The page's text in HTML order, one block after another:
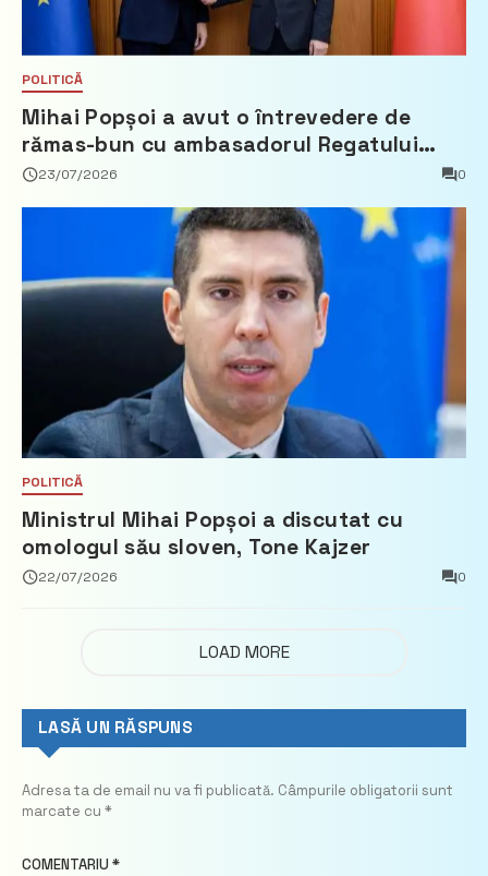
POLITICĂ
Mihai Popșoi a avut o întrevedere de
rămas-bun cu ambasadorul Regatului
Țărilor de Jos, Fred Duijn
23/07/2026 0
POLITICĂ
Ministrul Mihai Popșoi a discutat cu
omologul său sloven, Tone Kajzer
22/07/2026 0
LOAD MORE
LASĂ UN RĂSPUNS
Adresa ta de email nu va fi publicată. Câmpurile obligatorii sunt
marcate cu *
COMENTARIU *